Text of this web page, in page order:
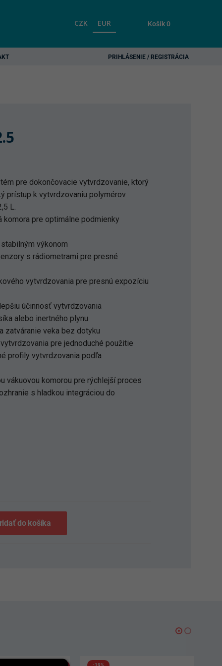
CZK EUR Košík0
PRIHLÁSENIE / REGISTRÁCIA
pre dokončovacie vytvrdzovanie, ktorý
prístup k vytvrdzovaniu polymérov
L.
komora pre optimálne podmienky
výkonom
s rádiometrami pre presné
vytvrdzovania pre presnú expozíciu
účinnosť vytvrdzovania
alebo inertného plynu
zatváranie veka bez dotyku
pre jednoduché použitie
profily vytvrdzovania podľa
vákuovou komorou pre rýchlejší proces
s hladkou integráciou do
do košíka
-19%